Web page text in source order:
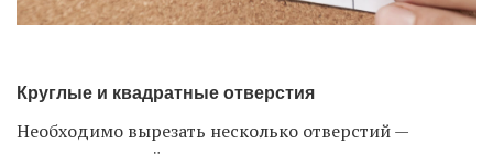
Круглые и квадратные отверстия
Необходимо вырезать несколько отверстий —